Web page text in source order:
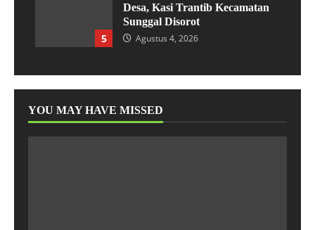
5
Desa, Kasi Trantib Kecamatan
Sunggal Disorot
Agustus 4, 2026
YOU MAY HAVE MISSED